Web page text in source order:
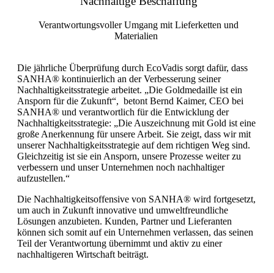
Verantwortungsvoller Umgang mit Lieferketten und
Materialien
Die jährliche Überprüfung durch EcoVadis sorgt dafür, dass
SANHA® kontinuierlich an der Verbesserung seiner
Nachhaltigkeitsstrategie arbeitet. „Die Goldmedaille ist ein
Ansporn für die Zukunft“, betont Bernd Kaimer, CEO bei
SANHA® und verantwortlich für die Entwicklung der
Nachhaltigkeitsstrategie: „Die Auszeichnung mit Gold ist eine
große Anerkennung für unsere Arbeit. Sie zeigt, dass wir mit
unserer Nachhaltigkeitsstrategie auf dem richtigen Weg sind.
Gleichzeitig ist sie ein Ansporn, unsere Prozesse weiter zu
verbessern und unser Unternehmen noch nachhaltiger
aufzustellen.“
Die Nachhaltigkeitsoffensive von SANHA® wird fortgesetzt,
um auch in Zukunft innovative und umweltfreundliche
Lösungen anzubieten. Kunden, Partner und Lieferanten
können sich somit auf ein Unternehmen verlassen, das seinen
Teil der Verantwortung übernimmt und aktiv zu einer
nachhaltigeren Wirtschaft beiträgt.